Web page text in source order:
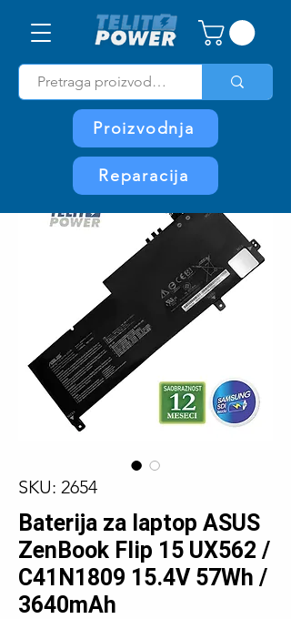
Proizvodnja
Reparacija
SKU: 2654
Baterija za laptop ASUS
ZenBook Flip 15 UX562 /
C41N1809 15.4V 57Wh /
3640mAh